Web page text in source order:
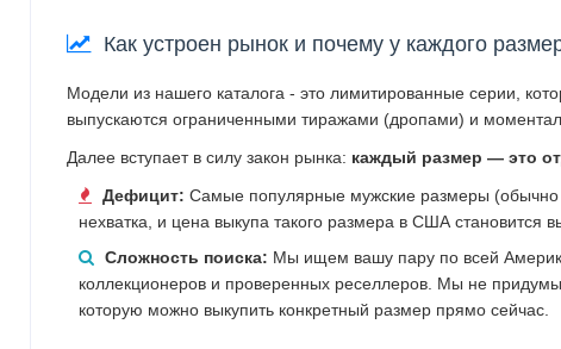
Как устроен рынок и почему у каждого
Модели из нашего каталога - это лимитированные серии,
выпускаются ограниченными тиражами (дропами) и
Далее вступает в силу закон рынка: каждый размер — это
Дефицит: Самые популярные мужские размеры (обычно
нехватка, и цена выкупа такого размера в США становится
Сложность поиска: Мы ищем вашу пару по всей
коллекционеров и проверенных реселлеров. Мы не
которую можно выкупить конкретный размер прямо сейчас.